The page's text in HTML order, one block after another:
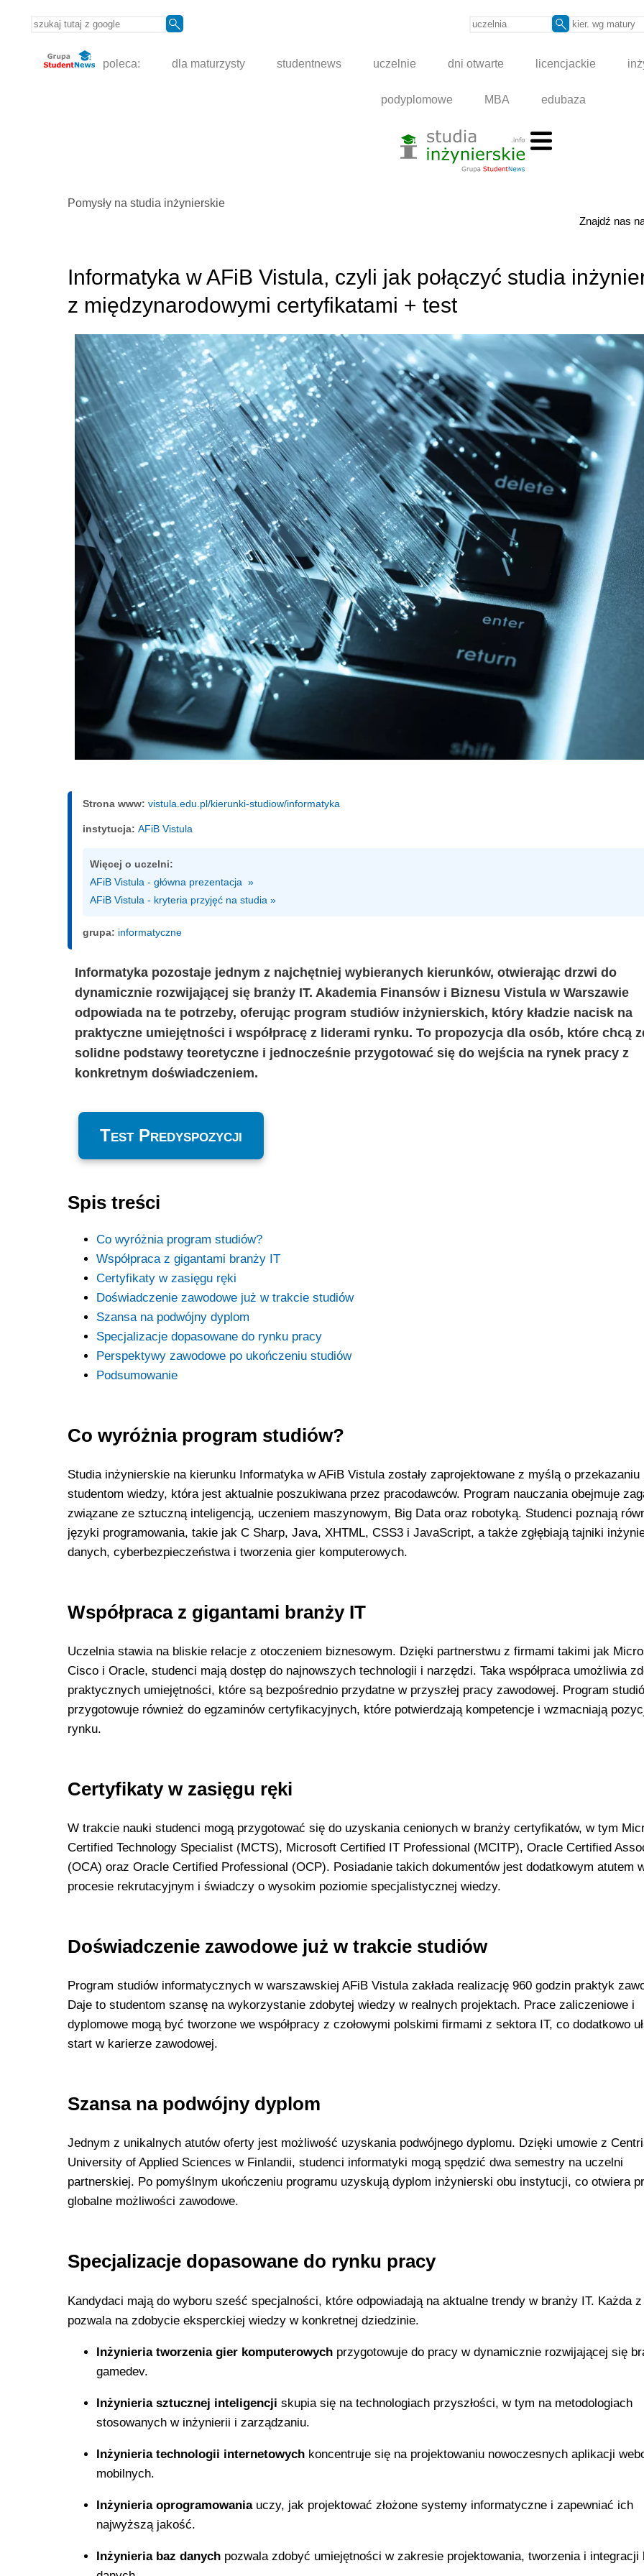
poleca: dla maturzysty studentnews uczelnie dni otwarte licencjackie
podyplomowe MBA edubaza
Pomysły na studia inżynierskie
Znajdź nas
Informatyka w AFiB Vistula, czyli jak połączyć studia
z międzynarodowymi certyfikatami + test
Strona www: vistula.edu.pl/kierunki-studiow/informatyka
instytucja: AFiB Vistula
Więcej o uczelni:
AFiB Vistula - główna prezentacja  »
AFiB Vistula - kryteria przyjęć na studia »
grupa: informatyczne
Informatyka pozostaje jednym z najchętniej wybieranych kierunków, otwierając drzwi do
dynamicznie rozwijającej się branży IT. Akademia Finansów i Biznesu Vistula w Warszawie
odpowiada na te potrzeby, oferując program studiów inżynierskich, który kładzie nacisk na
praktyczne umiejętności i współpracę z liderami rynku. To propozycja dla osób, które chcą
solidne podstawy teoretyczne i jednocześnie przygotować się do wejścia na rynek pracy z
konkretnym doświadczeniem.
Test Predyspozycji
Spis treści
Co wyróżnia program studiów?
Współpraca z gigantami branży IT
Certyfikaty w zasięgu ręki
Doświadczenie zawodowe już w trakcie studiów
Szansa na podwójny dyplom
Specjalizacje dopasowane do rynku pracy
Perspektywy zawodowe po ukończeniu studiów
Podsumowanie
Co wyróżnia program studiów?
Studia inżynierskie na kierunku Informatyka w AFiB Vistula zostały zaprojektowane z myślą o przekazaniu
studentom wiedzy, która jest aktualnie poszukiwana przez pracodawców. Program nauczania obejmuje
związane ze sztuczną inteligencją, uczeniem maszynowym, Big Data oraz robotyką. Studenci poznają
języki programowania, takie jak C Sharp, Java, XHTML, CSS3 i JavaScript, a także zgłębiają tajniki
danych, cyberbezpieczeństwa i tworzenia gier komputerowych.
Współpraca z gigantami branży IT
Uczelnia stawia na bliskie relacje z otoczeniem biznesowym. Dzięki partnerstwu z firmami takimi jak
Cisco i Oracle, studenci mają dostęp do najnowszych technologii i narzędzi. Taka współpraca umożliwia
praktycznych umiejętności, które są bezpośrednio przydatne w przyszłej pracy zawodowej. Program
przygotowuje również do egzaminów certyfikacyjnych, które potwierdzają kompetencje i wzmacniają
rynku.
Certyfikaty w zasięgu ręki
W trakcie nauki studenci mogą przygotować się do uzyskania cenionych w branży certyfikatów, w tym
Certified Technology Specialist (MCTS), Microsoft Certified IT Professional (MCITP), Oracle Certified
(OCA) oraz Oracle Certified Professional (OCP). Posiadanie takich dokumentów jest dodatkowym atutem
procesie rekrutacyjnym i świadczy o wysokim poziomie specjalistycznej wiedzy.
Doświadczenie zawodowe już w trakcie studiów
Program studiów informatycznych w warszawskiej AFiB Vistula zakłada realizację 960 godzin praktyk
Daje to studentom szansę na wykorzystanie zdobytej wiedzy w realnych projektach. Prace zaliczeniowe i
dyplomowe mogą być tworzone we współpracy z czołowymi polskimi firmami z sektora IT, co dodatkowo
start w karierze zawodowej.
Szansa na podwójny dyplom
Jednym z unikalnych atutów oferty jest możliwość uzyskania podwójnego dyplomu. Dzięki umowie z
University of Applied Sciences w Finlandii, studenci informatyki mogą spędzić dwa semestry na uczelni
partnerskiej. Po pomyślnym ukończeniu programu uzyskują dyplom inżynierski obu instytucji, co otwiera
globalne możliwości zawodowe.
Specjalizacje dopasowane do rynku pracy
Kandydaci mają do wyboru sześć specjalności, które odpowiadają na aktualne trendy w branży IT. Każda
pozwala na zdobycie eksperckiej wiedzy w konkretnej dziedzinie.
Inżynieria tworzenia gier komputerowych przygotowuje do pracy w dynamicznie rozwijającej się
gamedev.
Inżynieria sztucznej inteligencji skupia się na technologiach przyszłości, w tym na metodologiach
stosowanych w inżynierii i zarządzaniu.
Inżynieria technologii internetowych koncentruje się na projektowaniu nowoczesnych aplikacji
mobilnych.
Inżynieria oprogramowaniauczy, jak projektować złożone systemy informatyczne i zapewniać ich
najwyższą jakość.
Inżynieria baz danych pozwala zdobyć umiejętności w zakresie projektowania, tworzenia i integracji